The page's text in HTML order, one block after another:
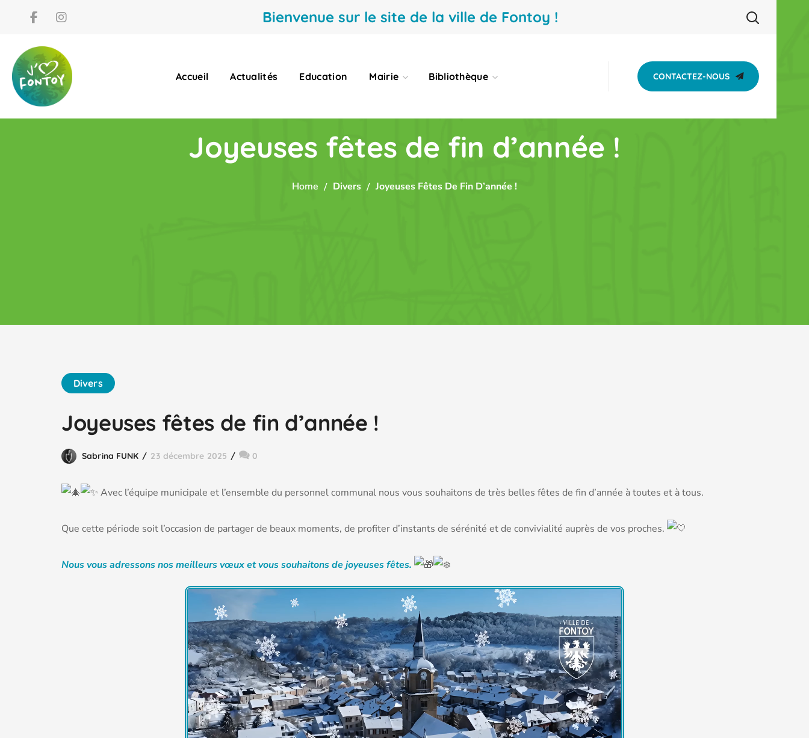
Bienvenue sur le site de la ville de Fontoy !
Accueil Actualités Education Mairie Bibliothèque CONTACTEZ-NOUS
Joyeuses fêtes de fin d’année !
Home Divers Joyeuses Fêtes De Fin D’année !
Divers
Joyeuses fêtes de fin d’année !
Sabrina FUNK 23 décembre 2025 0
Avec l’équipe municipale et l’ensemble du personnel communal nous vous souhaitons de très belles fêtes de fin d’année à toutes et à tous.
Que cette période soit l’occasion de partager de beaux moments, de profiter d’instants de sérénité et de convivialité auprès de vos proches.
Nous vous adressons nos meilleurs vœux et vous souhaitons de joyeuses fêtes.